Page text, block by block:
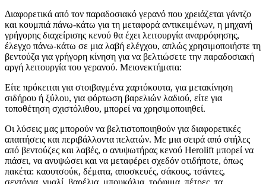
Διαφορετικά από τον παραδοσιακό γερανό που χρειάζεται γάντζο
και κουμπιά πάνω-κάτω για τη μεταφορά αντικειμένων, η μηχανή
γρήγορης διαχείρισης κενού θα έχει λειτουργία αναρρόφησης,
έλεγχο πάνω-κάτω σε μια λαβή ελέγχου, απλώς χρησιμοποιήστε τη
βεντούζα για γρήγορη κίνηση για να βελτιώσετε την παραδοσιακή
αργή λειτουργία του γερανού. Μειονεκτήματα:
Είτε πρόκειται για στοιβαγμένα χαρτόκουτα, για μετακίνηση
σιδήρου ή ξύλου, για φόρτωση βαρελιών λαδιού, είτε για
τοποθέτηση σχιστόλιθου, μπορεί να χρησιμοποιηθεί.
Οι λύσεις μας μπορούν να βελτιστοποιηθούν για διαφορετικές
απαιτήσεις και περιβάλλοντα πελατών. Με μια σειρά από στήλες
από βεντούζες και λαβές, ο ανυψωτήρας κενού Herolift μπορεί να
πιάσει, να ανυψώσει και να μεταφέρει σχεδόν οτιδήποτε, όπως
πακέτα: καουτσούκ, δέματα, αποσκευές, σάκους, τσάντες,